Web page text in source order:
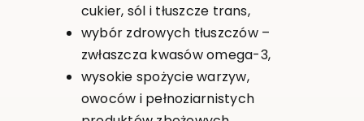
cukier, sól i tłuszcze trans,
wybór zdrowych tłuszczów –
zwłaszcza kwasów omega-3,
wysokie spożycie warzyw,
owoców i pełnoziarnistych